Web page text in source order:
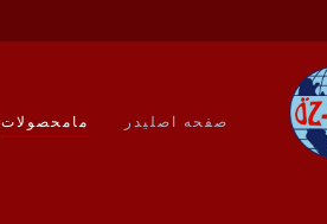
صفحه اصلیدر مامحصولات